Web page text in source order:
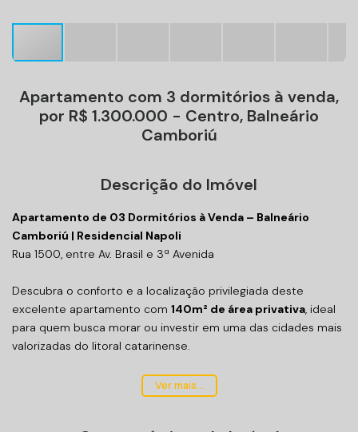
Apartamento com 3 dormitórios à venda,
por R$ 1.300.000 - Centro, Balneário
Camboriú
Descrição do Imóvel
Apartamento de 03 Dormitórios à Venda – Balneário
Camboriú | Residencial Napoli
Rua 1500, entre Av. Brasil e 3ª Avenida
Descubra o conforto e a localização privilegiada deste
excelente apartamento com 140m² de área privativa , ideal
para quem busca morar ou investir em uma das cidades mais
valorizadas do litoral catarinense.
Características do imóvel:
03 dormitórios, sendo 01 suíte espaçosa;
Ver mais...